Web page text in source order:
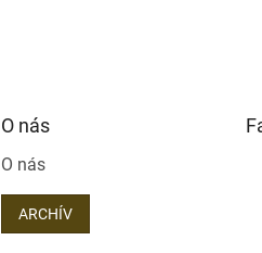
O nás
O nás
ARCHÍV